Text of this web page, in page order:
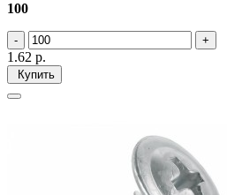
100
1.62 р.
Купить